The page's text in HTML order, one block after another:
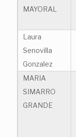
MAYORAL
Laura
Senovilla
Gonzalez
MARIA
SIMARRO
GRANDE